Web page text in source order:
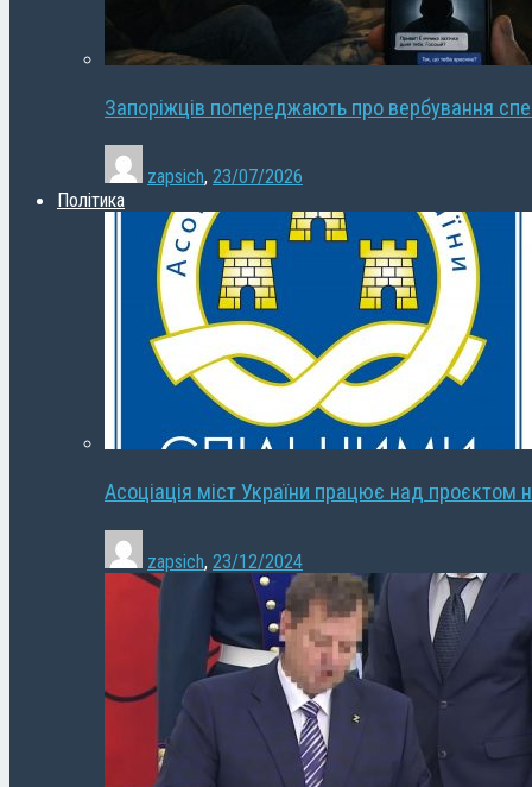
Запоріжців попереджають про вербування
zapsich, 23/07/2026
Політика
Асоціація міст України працює над проєктом
zapsich, 23/12/2024